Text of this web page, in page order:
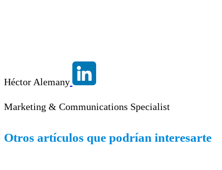
Héctor Alemany
Marketing & Communications Specialist
Otros artículos que podrían interesarte